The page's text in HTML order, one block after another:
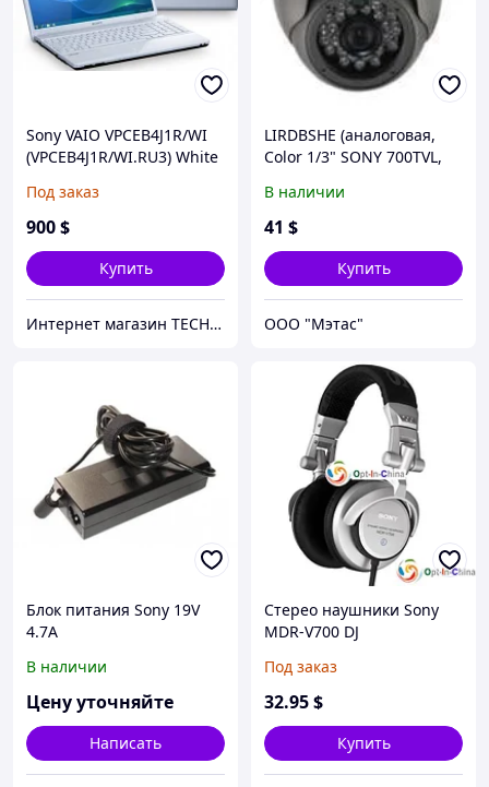
Sony VAIO VPCEB4J1R/WI
(VPCEB4J1R/WI.RU3) White
Под заказ
900$
Купить
Интернет магазин TECHNOMD.COM
LIRDBSHE (аналоговая,
Color 1/3" SONY 700TVL,
OSD, DNR,Effio E)
В наличии
41 $
Купить
OOO "Мэтас"
Блок питания Sony 19V
4.7A
В наличии
Цену уточняйте
Написать
Стерео наушники Sony
MDR-V700 DJ
Под заказ
32.95$
Купить